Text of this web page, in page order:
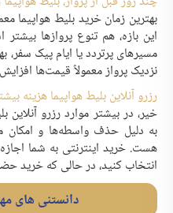
این بازه، هم تنوع پروازها
مسیرهای پرتردد یا ایام پیک
نزدیک پرواز معمولاً قیمت‌ها
رزرو آنلاین بلیط هواپیما هزینه
خیر، در بیشتر موارد رزرو آنلاین
به دلیل حذف واسطه‌ها و امکان
هست. خرید اینترنتی به شما
انتخاب کنید، در حالی که خرید
دانستنی های